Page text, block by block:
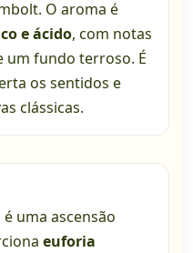
O aroma é
e ácido, com notas
um fundo terroso. É
os sentidos e
clássicas.
é uma ascensão
euforia